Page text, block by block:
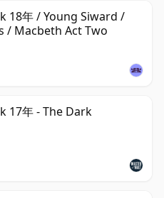
18年 / Young Siward /
/ Macbeth Act Two
17年 - The Dark